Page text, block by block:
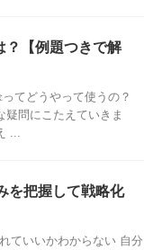
？【例題つきで解
てどうやって使うの？
問にこたえていきま
...
を把握して戦略化
ていいかわからない 自分